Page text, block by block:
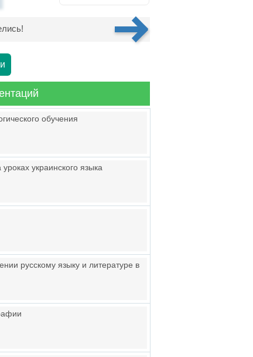
обучения
украинского языка
русскому языку и литературе в